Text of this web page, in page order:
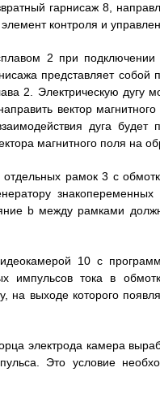
гарнисаж 8,
контроля и
2 при подключении
представляет собой
2. Электрическую дугу
вектор
дуга будет
магнитного поля на
рамок 3 с
знакопеременных
b между рамками
10 с
импульсов тока в
на выходе которого
электрода камера
Это условие